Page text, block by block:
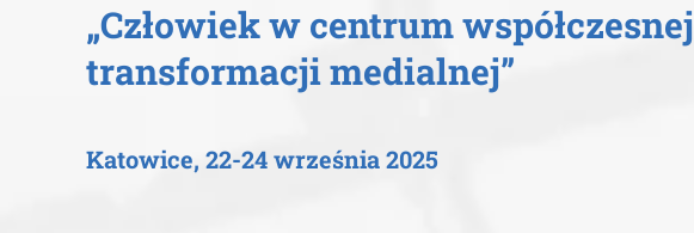
„Człowiek w centrum współczesnej
transformacji medialnej”
Katowice, 22-24 września 2025